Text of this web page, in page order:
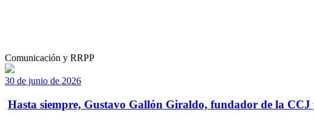
Comunicación y RRPP
30 de junio de 2026
Hasta siempre, Gustavo Gallón Giraldo, fundador de la CCJ